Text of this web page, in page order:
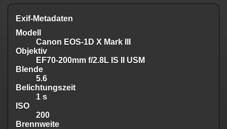
Exif-Metadaten
Modell
Canon EOS-1D X Mark III
Objektiv
EF70-200mm f/2.8L IS II USM
Blende
5.6
Belichtungszeit
1 s
ISO
200
Brennweite